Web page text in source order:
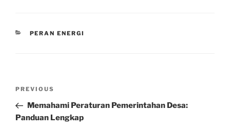
CATEGORIES
PERAN ENERGI
Previous
Post
PREVIOUS
Memahami Peraturan Pemerintahan Desa:
Panduan Lengkap